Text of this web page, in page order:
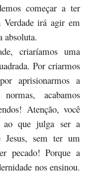
começar a ter
Verdade irá agir em
absoluta.
criaríamos uma
Por criarmos
aprisionarmos a
acabamos
Atenção, você
ao que julga ser a
Jesus, sem ter um
pecado! Porque a
nos ensinou.